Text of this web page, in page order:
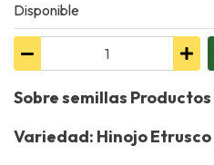
Disponible
Sobre semillas
Variedad: Hinojo Etrusco